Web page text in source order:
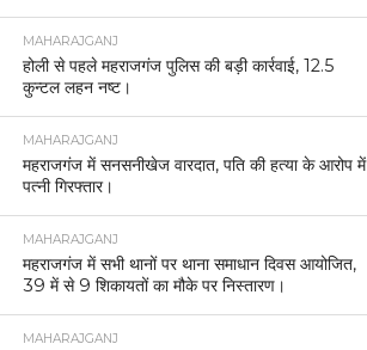
MAHARAJGANJ
होली से पहले महराजगंज पुलिस की बड़ी कार्रवाई, 12.5
कुन्टल लहन नष्ट।
MAHARAJGANJ
महराजगंज में सनसनीखेज वारदात, पति की हत्या के आरोप में
पत्नी गिरफ्तार।
MAHARAJGANJ
महराजगंज में सभी थानों पर थाना समाधान दिवस आयोजित,
39 में से 9 शिकायतों का मौके पर निस्तारण।
MAHARAJGANJ